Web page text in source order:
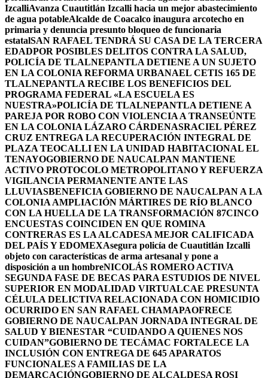
IzcalliAvanza Cuautitlán Izcalli hacia un mejor abastecimiento
de agua potableAlcalde de Coacalco inaugura arcotecho en
primaria y denuncia presunto bloqueo de funcionaria
estatalSAN RAFAEL TENDRÁ SU CASA DE LA TERCERA
EDADPOR POSIBLES DELITOS CONTRA LA SALUD,
POLICÍA DE TLALNEPANTLA DETIENE A UN SUJETO
EN LA COLONIA REFORMA URBANAEL CETIS 165 DE
TLALNEPANTLA RECIBE LOS BENEFICIOS DEL
PROGRAMA FEDERAL «LA ESCUELA ES
NUESTRA»POLICÍA DE TLALNEPANTLA DETIENE A
PAREJA POR ROBO CON VIOLENCIA A TRANSEÚNTE
EN LA COLONIA LÁZARO CÁRDENASRACIEL PÉREZ
CRUZ ENTREGA LA RECUPERACIÓN INTEGRAL DE
PLAZA TEOCALLI EN LA UNIDAD HABITACIONAL EL
TENAYOGOBIERNO DE NAUCALPAN MANTIENE
ACTIVO PROTOCOLO METROPOLITANO Y REFUERZA
VIGILANCIA PERMANENTE ANTE LAS
LLUVIASBENEFICIA GOBIERNO DE NAUCALPAN A LA
COLONIA AMPLIACIÓN MÁRTIRES DE RÍO BLANCO
CON LA HUELLA DE LA TRANSFORMACIÓN 87CINCO
ENCUESTAS COINCIDEN EN QUE ROMINA
CONTRERAS ES LA ALCADESA MEJOR CALIFICADA
DEL PAÍS Y EDOMEXAsegura policía de Cuautitlán Izcalli
objeto con características de arma artesanal y pone a
disposición a un hombreNICOLÁS ROMERO ACTIVA
SEGUNDA FASE DE BECAS PARA ESTUDIOS DE NIVEL
SUPERIOR EN MODALIDAD VIRTUALCAE PRESUNTA
CÉLULA DELICTIVA RELACIONADA CON HOMICIDIO
OCURRIDO EN SAN RAFAEL CHAMAPAOFRECE
GOBIERNO DE NAUCALPAN JORNADA INTEGRAL DE
SALUD Y BIENESTAR “CUIDANDO A QUIENES NOS
CUIDAN”GOBIERNO DE TECÁMAC FORTALECE LA
INCLUSIÓN CON ENTREGA DE 645 APARATOS
FUNCIONALES A FAMILIAS DE LA
DEMARCACIÓNGOBIERNO DE ALCALDESA ROSI